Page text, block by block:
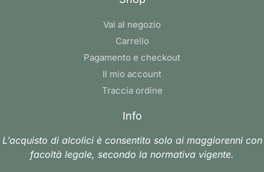
Vai al negozio
Carrello
Pagamento e checkout
Il mio account
Traccia ordine
Info
L’acquisto di alcolici è consentito solo ai maggiorenni con
facoltà legale, secondo la normativa vigente.